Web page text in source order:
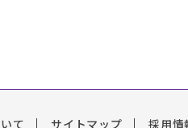
て サイトマップ 採用情